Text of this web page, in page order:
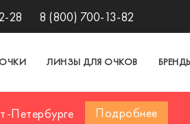
28 8 (800) 700-13-82
ЛИНЗЫ ДЛЯ ОЧКОВ
Петербурге Подробнее